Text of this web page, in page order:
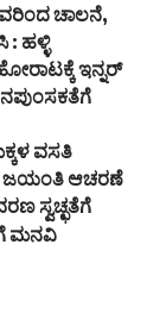
ಚಾಲನೆ,
ಹಳ್ಳಿ
ಇನ್ನರ್
ವಸತಿ
ಜಯಂತಿ ಆಚರಣೆ
ಸ್ವಚ್ಛತೆಗೆ
ಮನವಿ